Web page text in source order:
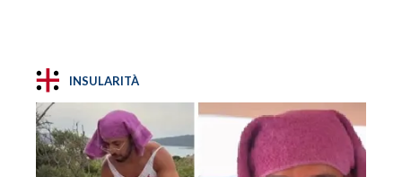
INSULARITÀ